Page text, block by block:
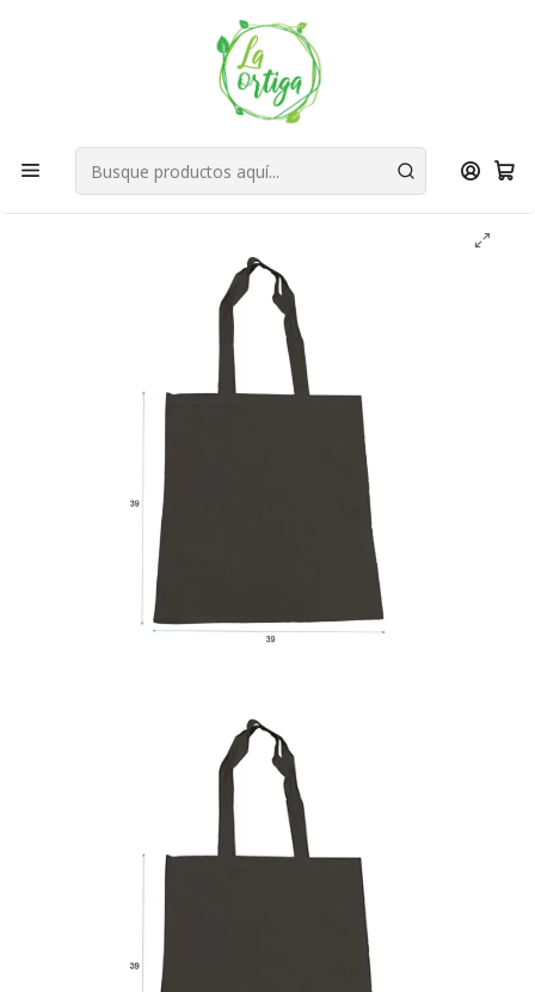
Bienvenid@s a quienes quieren un planeta más verde...
Nuestra Misión
Productos Hogar
Bolsas Reutilizables
Bolsa reutilizable de crea con asas 39 x 39 cm Negra –
Buena Vibra Bags